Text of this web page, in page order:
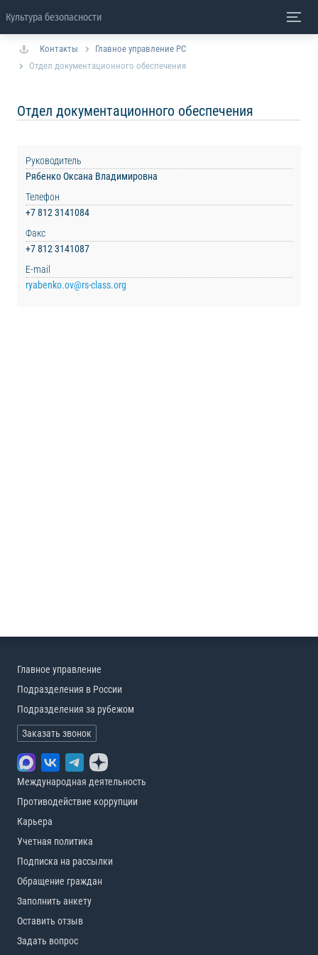
Культура безопасности
Контакты
Главное управление РС
Отдел документационного обеспечения
Отдел документационного обеспечения
Руководитель
Рябенко Оксана Владимировна
Телефон
+7 812 3141084
Факс
+7 812 3141087
E-mail
ryabenko.ov@rs-class.org
Главное управление
Подразделения в России
Подразделения за рубежом
Заказать звонок
Международная деятельность
Противодействие коррупции
Карьера
Учетная политика
Подписка на рассылки
Обращение граждан
Заполнить анкету
Оставить отзыв
Задать вопрос